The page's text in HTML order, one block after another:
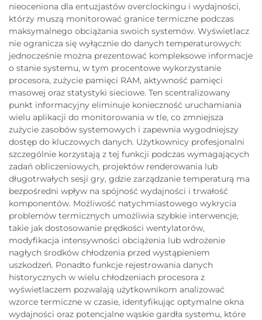
nieoceniona dla entuzjastów overclockingu i wydajności,
którzy muszą monitorować granice termiczne podczas
maksymalnego obciążania swoich systemów. Wyświetlacz
nie ogranicza się wyłącznie do danych temperaturowych:
jednocześnie można prezentować kompleksowe informacje
o stanie systemu, w tym procentowe wykorzystanie
procesora, zużycie pamięci RAM, aktywność pamięci
masowej oraz statystyki sieciowe. Ten scentralizowany
punkt informacyjny eliminuje konieczność uruchamiania
wielu aplikacji do monitorowania w tle, co zmniejsza
zużycie zasobów systemowych i zapewnia wygodniejszy
dostęp do kluczowych danych. Użytkownicy profesjonalni
szczególnie korzystają z tej funkcji podczas wymagających
zadań obliczeniowych, projektów renderowania lub
długotrwałych sesji gry, gdzie zarządzanie temperaturą ma
bezpośredni wpływ na spójność wydajności i trwałość
komponentów. Możliwość natychmiastowego wykrycia
problemów termicznych umożliwia szybkie interwencje,
takie jak dostosowanie prędkości wentylatorów,
modyfikacja intensywności obciążenia lub wdrożenie
nagłych środków chłodzenia przed wystąpieniem
uszkodzeń. Ponadto funkcje rejestrowania danych
historycznych w wielu chłodzeniach procesora z
wyświetlaczem pozwalają użytkownikom analizować
wzorce termiczne w czasie, identyfikując optymalne okna
wydajności oraz potencjalne wąskie gardła systemu, które